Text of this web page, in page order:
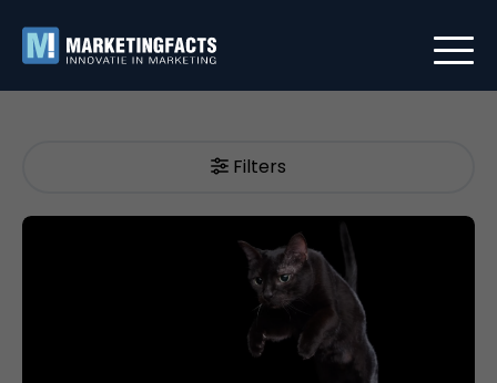
Filters